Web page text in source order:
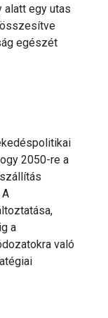
alatt egy utas
egészét
2050-re a
a
való